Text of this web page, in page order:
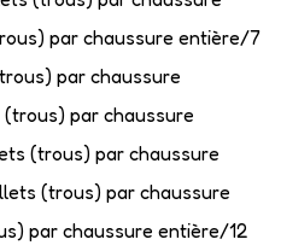
par chaussure entière/7
par chaussure
(trous) par chaussure
(trous) par chaussure
(trous) par chaussure
par chaussure entière/12